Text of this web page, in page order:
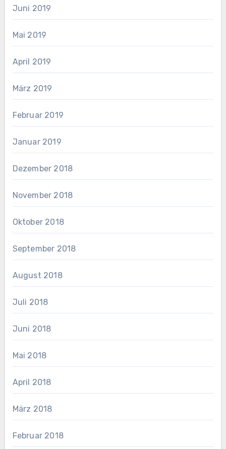
Juni 2019
Mai 2019
April 2019
März 2019
Februar 2019
Januar 2019
Dezember 2018
November 2018
Oktober 2018
September 2018
August 2018
Juli 2018
Juni 2018
Mai 2018
April 2018
März 2018
Februar 2018